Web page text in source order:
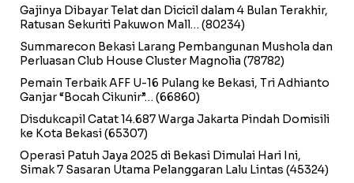
Gajinya Dibayar Telat dan Dicicil dalam 4 Bulan Terakhir,
Ratusan Sekuriti Pakuwon Mall… (80234)
Summarecon Bekasi Larang Pembangunan Mushola dan
Perluasan Club House Cluster Magnolia (78782)
Pemain Terbaik AFF U-16 Pulang ke Bekasi, Tri Adhianto
Ganjar “Bocah Cikunir”… (66860)
Disdukcapil Catat 14.687 Warga Jakarta Pindah Domisili
ke Kota Bekasi(65307)
Operasi Patuh Jaya 2025 di Bekasi Dimulai Hari Ini,
Simak 7 Sasaran Utama Pelanggaran Lalu Lintas (45324)